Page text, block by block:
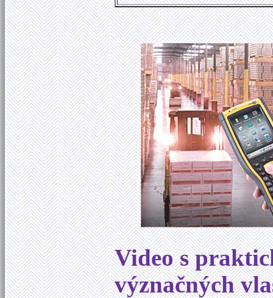
Video s
význačných